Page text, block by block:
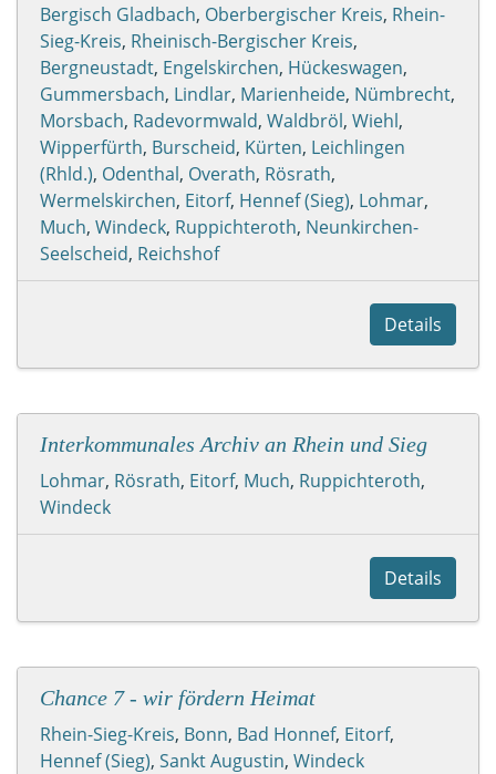
Bergisch Gladbach, Oberbergischer Kreis, Rhein-
Sieg-Kreis, Rheinisch-Bergischer Kreis,
Bergneustadt, Engelskirchen, Hückeswagen,
Gummersbach, Lindlar, Marienheide, Nümbrecht,
Morsbach, Radevormwald, Waldbröl, Wiehl,
Wipperfürth, Burscheid, Kürten, Leichlingen
(Rhld.), Odenthal, Overath, Rösrath,
Wermelskirchen, Eitorf, Hennef (Sieg), Lohmar,
Much, Windeck, Ruppichteroth, Neunkirchen-
Seelscheid, Reichshof
Details
Interkommunales Archiv an Rhein und Sieg
Lohmar, Rösrath, Eitorf, Much, Ruppichteroth,
Windeck
Details
Chance 7 - wir fördern Heimat
Rhein-Sieg-Kreis, Bonn, Bad Honnef, Eitorf,
Hennef (Sieg), Sankt Augustin, Windeck